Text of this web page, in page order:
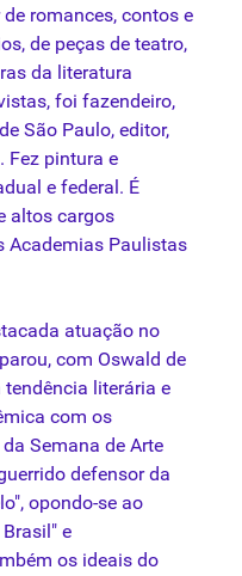
romances, contos e
de peças de teatro,
da literatura
foi fazendeiro,
São Paulo, editor,
Fez pintura e
e federal. É
altos cargos
Academias Paulistas
atuação no
com Oswald de
literária e
com os
Semana de Arte
defensor da
opondo-se ao
e
os ideais do